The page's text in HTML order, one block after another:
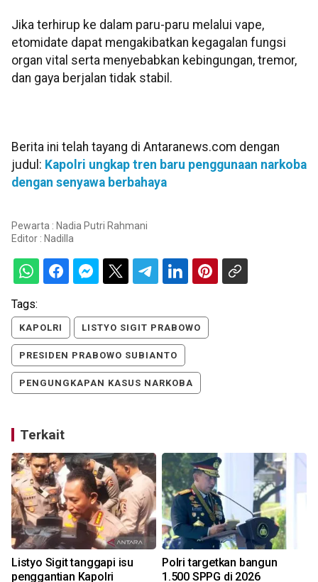
Jika terhirup ke dalam paru-paru melalui vape,
etomidate dapat mengakibatkan kegagalan fungsi
organ vital serta menyebabkan kebingungan, tremor,
dan gaya berjalan tidak stabil.
Berita ini telah tayang di Antaranews.com dengan
judul: Kapolri ungkap tren baru penggunaan narkoba
dengan senyawa berbahaya
Pewarta : Nadia Putri Rahmani
Editor : Nadilla
Tags:
KAPOLRI LISTYO SIGIT PRABOWO
PRESIDEN PRABOWO SUBIANTO
PENGUNGKAPAN KASUS NARKOBA
Terkait
Listyo Sigit tanggapi isu
penggantian Kapolri
Polri targetkan bangun
1.500 SPPG di 2026